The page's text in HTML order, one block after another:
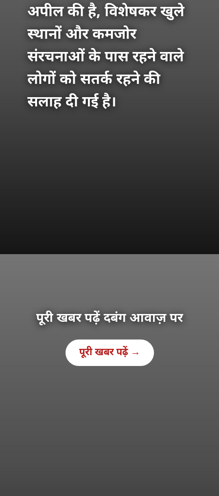
अपील की है, विशेषकर खुले
स्थानों और कमजोर
संरचनाओं के पास रहने वाले
लोगों को सतर्क रहने की
सलाह दी गई है।
पूरी खबर पढ़ें दबंग आवाज़ पर
पूरी खबर पढ़ें →